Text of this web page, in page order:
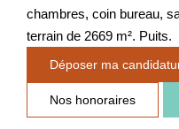
chambres, coin bureau,
terrain de 2669 m². Puits.
Déposer ma
Nos honoraires